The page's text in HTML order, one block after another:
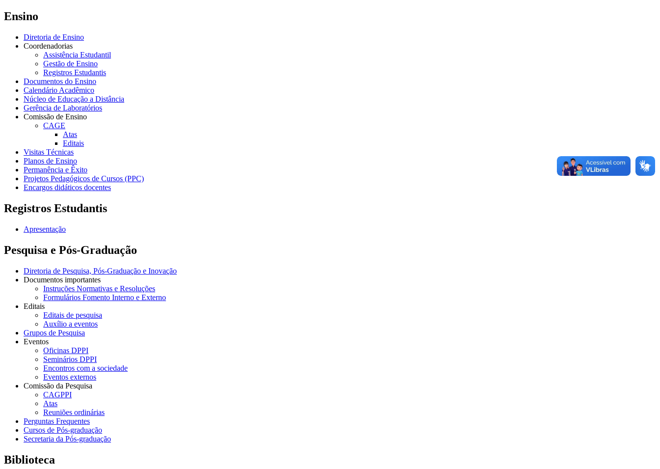
Ensino
Diretoria de Ensino
Coordenadorias
Assistência Estudantil
Gestão de Ensino
Registros Estudantis
Documentos do Ensino
Calendário Acadêmico
Núcleo de Educação a Distância
Gerência de Laboratórios
Comissão de Ensino
CAGE
Atas
Editais
Visitas Técnicas
Planos de Ensino
Permanência e Êxito
Projetos Pedagógicos de Cursos (PPC)
Encargos didáticos docentes
Registros Estudantis
Apresentação
Pesquisa e Pós-Graduação
Diretoria de Pesquisa, Pós-Graduação e Inovação
Documentos importantes
Instruções Normativas e Resoluções
Formulários Fomento Interno e Externo
Editais
Editais de pesquisa
Auxílio a eventos
Grupos de Pesquisa
Eventos
Oficinas DPPI
Seminários DPPI
Encontros com a sociedade
Eventos externos
Comissão da Pesquisa
CAGPPI
Atas
Reuniões ordinárias
Perguntas Frequentes
Cursos de Pós-graduação
Secretaria da Pós-graduação
Biblioteca